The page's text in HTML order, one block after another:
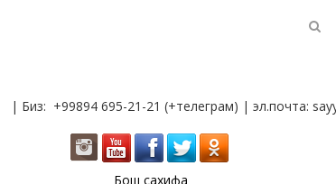
| Биз: +99894 695-21-21 (+телеграм) | эл.почта:
Бош сахифа